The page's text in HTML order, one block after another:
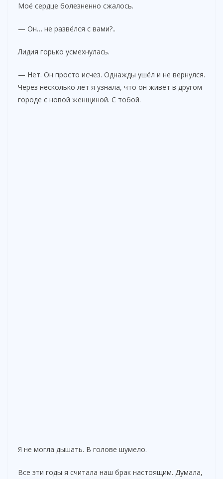
Моё сердце болезненно сжалось.
— Он… не развёлся с вами?..
Лидия горько усмехнулась.
— Нет. Он просто исчез. Однажды ушёл и не вернулся.
Через несколько лет я узнала, что он живёт в другом
городе с новой женщиной. С тобой.
Я не могла дышать. В голове шумело.
Все эти годы я считала наш брак настоящим. Думала,